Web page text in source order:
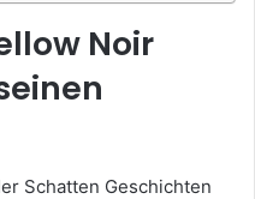
Noir
Schatten Geschichten